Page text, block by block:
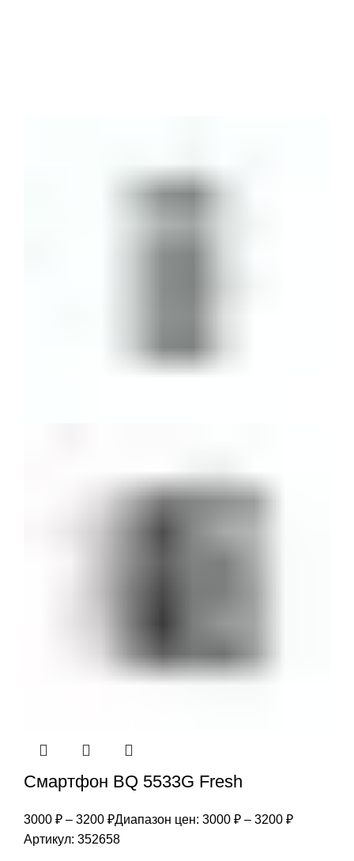
Смартфон BQ 5533G Fresh
3000 ₽ – 3200 ₽Диапазон цен: 3000 ₽ – 3200 ₽
Артикул: 352658